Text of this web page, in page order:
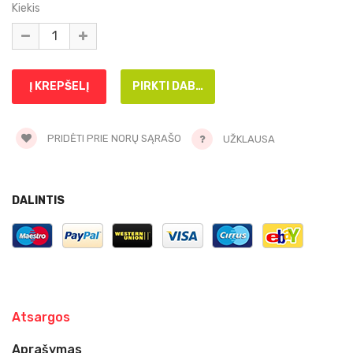
Kiekis
PRIDĖTI PRIE NORŲ SĄRAŠO UŽKLAUSA
DALINTIS
Atsargos
Aprašymas